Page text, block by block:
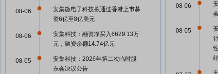
安集微电子科技拟通过香港上市募
资6亿至8亿美元
08-06
安集科技：融资净买入6629.13万
元，融资余额14.74亿元
08-06
安集科技：2026年第二次临时股
东会决议公告
08-05
08-06
08-05